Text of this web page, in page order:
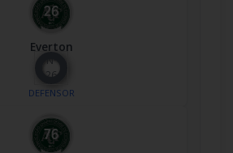
Everton
Nº
26
DEFENSOR